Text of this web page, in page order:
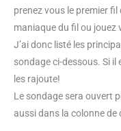
prenez vous le premier
maniaque du fil ou jouez
J’ai donc listé les
sondage ci-dessous. Si il
les rajoute!
Le sondage sera ouvert
aussi dans la colonne